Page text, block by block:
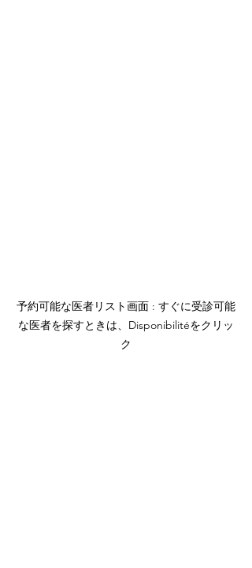
予約可能な医者リスト画面 : すぐに受診可能
な医者を探すときは、Disponibilitéをクリッ
ク